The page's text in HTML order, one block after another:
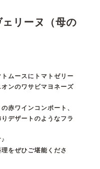
ェリーヌ（母の
ムースにトマトゼリー
ンのワサビマヨネーズ
赤ワインコンポート、
デザートのようなフラ
をぜひご堪能くださ